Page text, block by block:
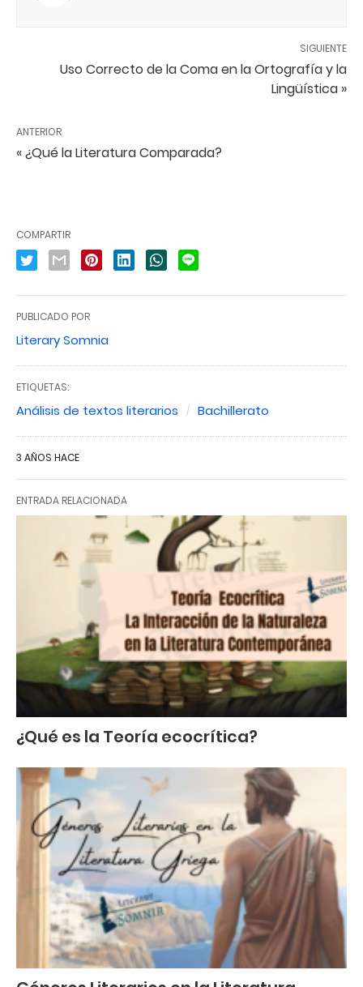
SIGUIENTE
Uso Correcto de la Coma en la Ortografía y la
Lingüística »
ANTERIOR
« ¿Qué la Literatura Comparada?
COMPARTIR
PUBLICADO POR
Literary Somnia
ETIQUETAS:
Análisis de textos literarios Bachillerato
3 AÑOS HACE
ENTRADA RELACIONADA
¿Qué es la Teoría ecocrítica?